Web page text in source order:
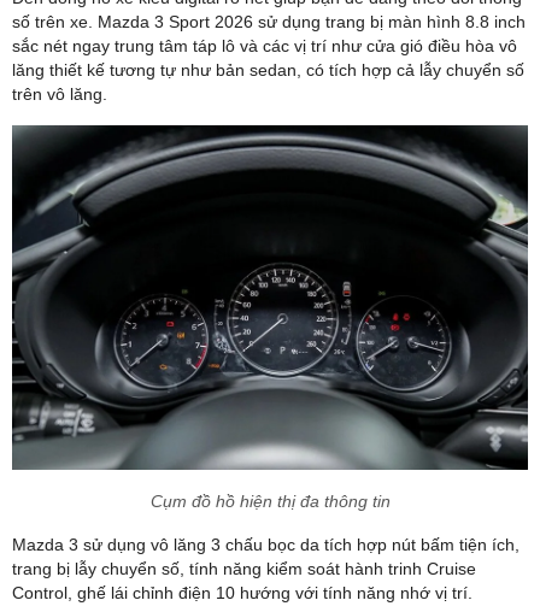
số trên xe. Mazda 3 Sport 2026 sử dụng trang bị màn hình 8.8 inch
sắc nét ngay trung tâm táp lô và các vị trí như cửa gió điều hòa vô
lăng thiết kế tương tự như bản sedan, có tích hợp cả lẫy chuyển số
trên vô lăng.
Cụm đồ hồ hiện thị đa thông tin
Mazda 3 sử dụng vô lăng 3 chấu bọc da tích hợp nút bấm tiện ích,
trang bị lẫy chuyển số, tính năng kiểm soát hành trinh Cruise
Control, ghế lái chỉnh điện 10 hướng với tính năng nhớ vị trí.